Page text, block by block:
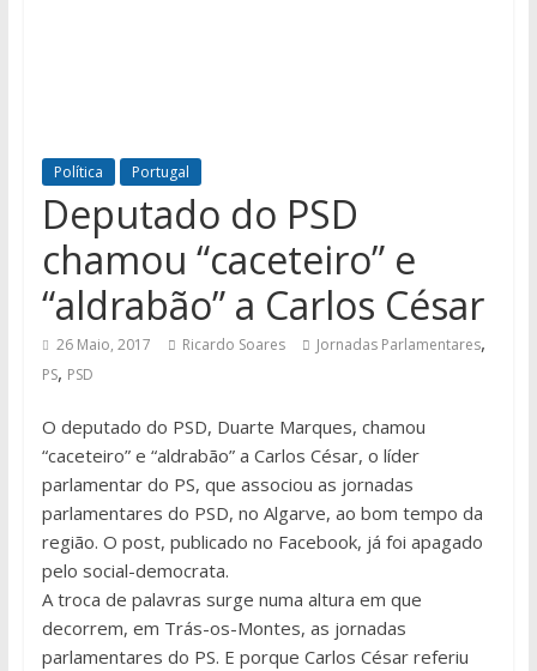
Política Portugal
Deputado do PSD
chamou “caceteiro” e
“aldrabão” a Carlos César
26 Maio, 2017 Ricardo Soares Jornadas Parlamentares,
PS, PSD
O deputado do PSD, Duarte Marques, chamou
“caceteiro” e “aldrabão” a Carlos César, o líder
parlamentar do PS, que associou as jornadas
parlamentares do PSD, no Algarve, ao bom tempo da
região. O post, publicado no Facebook, já foi apagado
pelo social-democrata.
A troca de palavras surge numa altura em que
decorrem, em Trás-os-Montes, as jornadas
parlamentares do PS. E porque Carlos César referiu